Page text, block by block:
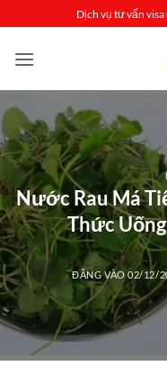
qua
nội
Dịch vụ tư vấn
Nước Rau Má
Thức
ĐĂNG VÀO02/12/